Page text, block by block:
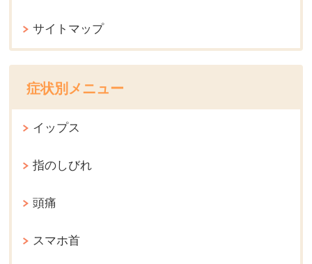
サイトマップ
症状別メニュー
イップス
指のしびれ
頭痛
スマホ首